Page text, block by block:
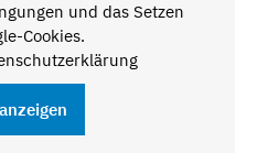
und das Setzen
Cookies.